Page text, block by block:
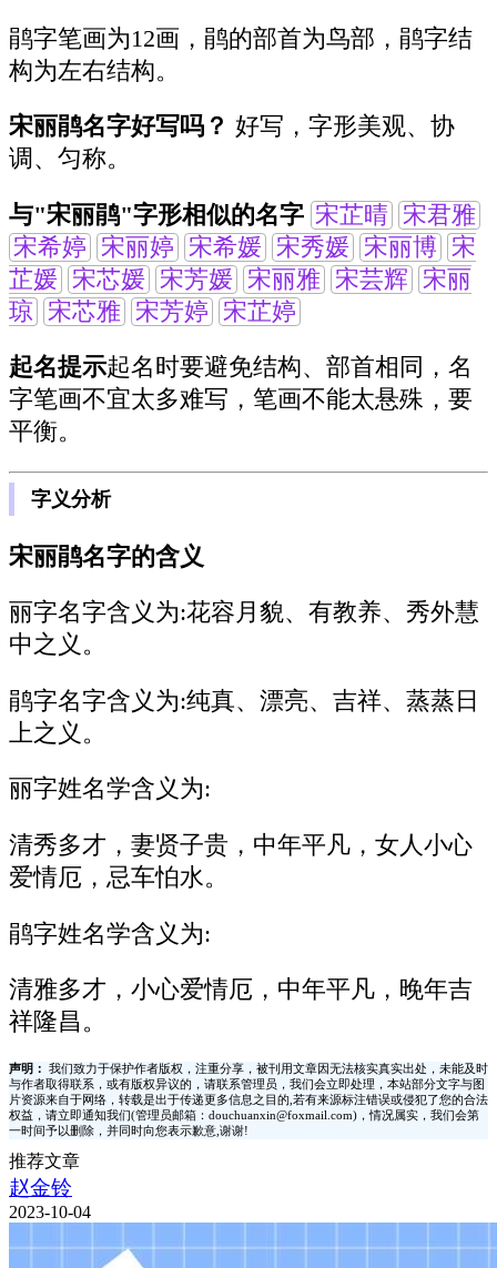
鹃字笔画为12画，鹃的部首为鸟部，鹃字结
构为左右结构。
宋丽鹃名字好写吗？ 好写，字形美观、协
调、匀称。
与"宋丽鹃"字形相似的名字 宋芷晴 宋君雅
宋希婷 宋丽婷 宋希媛 宋秀媛 宋丽博 宋
芷媛 宋芯媛 宋芳媛 宋丽雅 宋芸辉 宋丽
琼 宋芯雅 宋芳婷 宋芷婷
起名提示起名时要避免结构、部首相同，名
字笔画不宜太多难写，笔画不能太悬殊，要
平衡。
字义分析
宋丽鹃名字的含义
丽字名字含义为:花容月貌、有教养、秀外慧
中之义。
鹃字名字含义为:纯真、漂亮、吉祥、蒸蒸日
上之义。
丽字姓名学含义为:
清秀多才，妻贤子贵，中年平凡，女人小心
爱情厄，忌车怕水。
鹃字姓名学含义为:
清雅多才，小心爱情厄，中年平凡，晚年吉
祥隆昌。
声明：
我们致力于保护作者版权，注重分享，被刊用文章因无法核实真实出处，未能及时
与作者取得联系，或有版权异议的，请联系管理员，我们会立即处理，本站部分文字与图
片资源来自于网络，转载是出于传递更多信息之目的,若有来源标注错误或侵犯了您的合法
权益，请立即通知我们(管理员邮箱：douchuanxin@foxmail.com)，情况属实，我们会第
一时间予以删除，并同时向您表示歉意,谢谢!
推荐文章
赵金铃
2023-10-04